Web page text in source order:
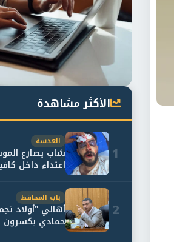
الأكثر مشاهدة
1
العدسة
شاب يصارع
اعتداء داخل
وأسرته...
2
باب المحافظ
أهالي "أولاد
حمادي يكسرون
حقيقة...